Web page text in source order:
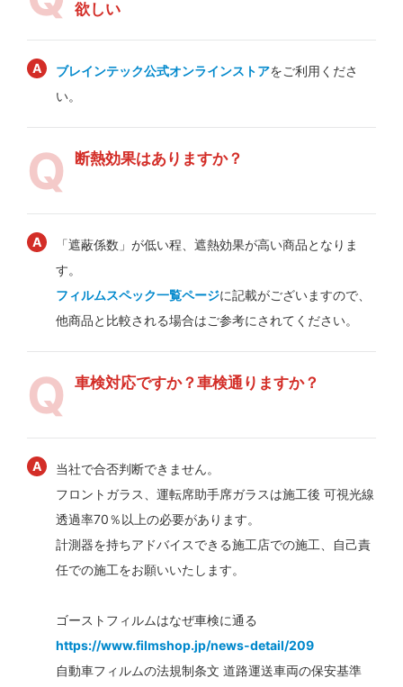
欲しい
ブレインテック公式オンラインストアをご利用くださ
い。
断熱効果はありますか？
「遮蔽係数」が低い程、遮熱効果が高い商品となりま
す。
フィルムスペック一覧ページに記載がございますので、
他商品と比較される場合はご参考にされてください。
車検対応ですか？車検通りますか？
当社で合否判断できません。
フロントガラス、運転席助手席ガラスは施工後 可視光線
透過率70％以上の必要があります。
計測器を持ちアドバイスできる施工店での施工、自己責
任での施工をお願いいたします。
ゴーストフィルムはなぜ車検に通る
https://www.filmshop.jp/news-detail/209
自動車フィルムの法規制条文 道路運送車両の保安基準